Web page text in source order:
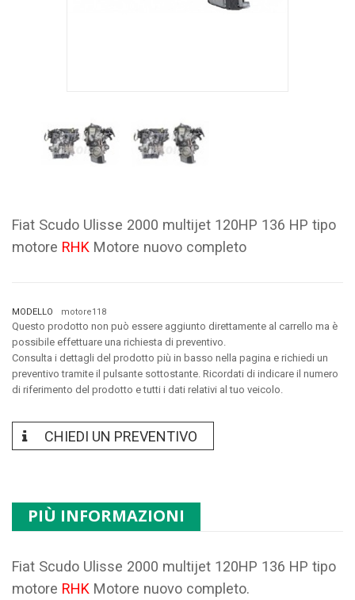
Fiat Scudo Ulisse 2000 multijet 120HP 136 HP tipo
motore RHK Motore nuovo completo
MODELLO motore118
Questo prodotto non può essere aggiunto direttamente al carrello ma è
possibile effettuare una richiesta di preventivo.
Consulta i dettagli del prodotto più in basso nella pagina e richiedi un
preventivo tramite il pulsante sottostante. Ricordati di indicare il numero
di riferimento del prodotto e tutti i dati relativi al tuo veicolo.
CHIEDI UN PREVENTIVO
PIÙ INFORMAZIONI
Fiat Scudo Ulisse 2000 multijet 120HP 136 HP tipo
motore RHK Motore nuovo completo.